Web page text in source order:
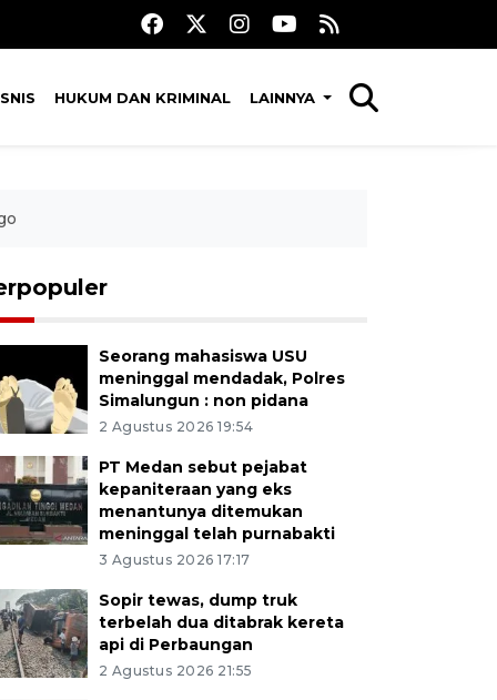
HUKUM DAN KRIMINAL LAINNYA
Seorang mahasiswa USU
meninggal mendadak, Polres
Simalungun : non pidana
2 Agustus 2026 19:54
PT Medan sebut pejabat
kepaniteraan yang eks
menantunya ditemukan
meninggal telah purnabakti
3 Agustus 2026 17:17
Sopir tewas, dump truk
terbelah dua ditabrak kereta
api di Perbaungan
2 Agustus 2026 21:55